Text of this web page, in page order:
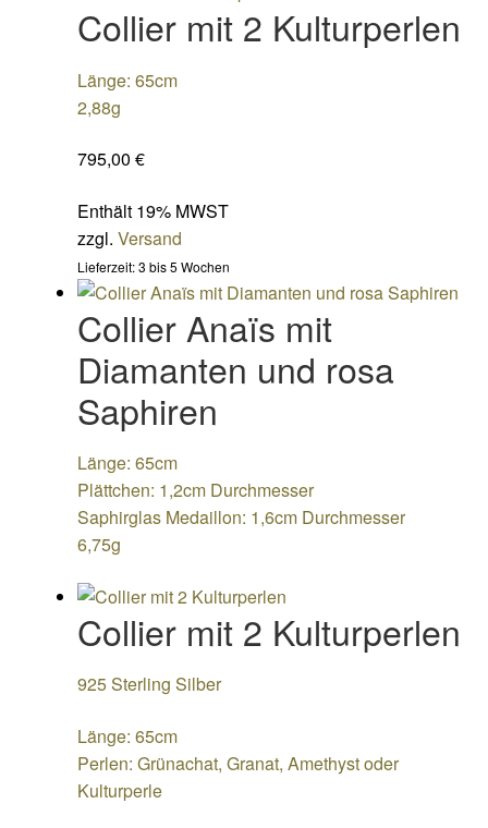
Collier mit 2 Kulturperlen
Länge: 65cm
2,88g
795,00 €
Enthält 19% MWST
zzgl. Versand
Lieferzeit: 3 bis 5 Wochen
Collier Anaïs mit
Diamanten und rosa
Saphiren
Länge: 65cm
Plättchen: 1,2cm Durchmesser
Saphirglas Medaillon: 1,6cm Durchmesser
6,75g
Collier mit 2 Kulturperlen
925 Sterling Silber
Länge: 65cm
Perlen: Grünachat, Granat, Amethyst oder
Kulturperle